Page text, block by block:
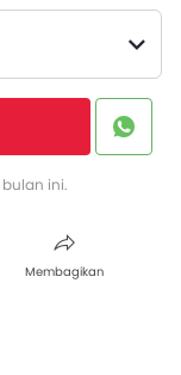
ini.
Membagikan